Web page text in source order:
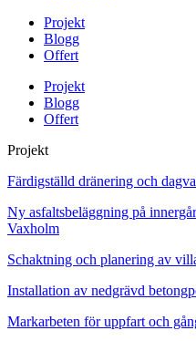
Projekt
Blogg
Offert
Projekt
Blogg
Offert
Projekt
Färdigställd dränering och
Ny asfaltsbeläggning på
Vaxholm
Schaktning och planering av
Installation av nedgrävd
Markarbeten för uppfart och